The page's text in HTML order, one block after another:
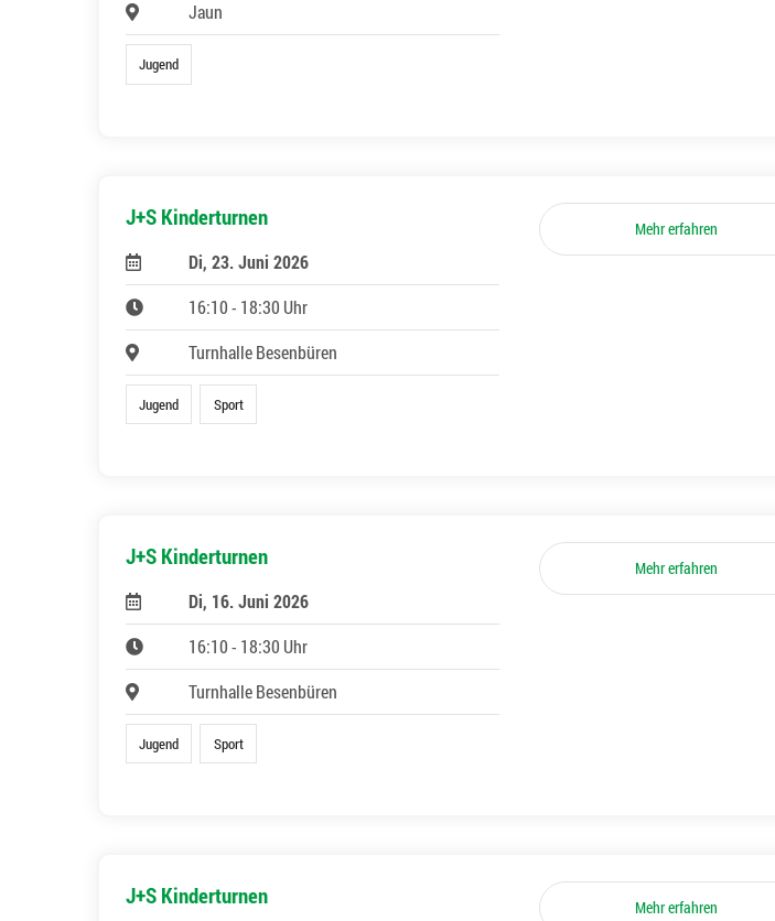
Jaun
Jugend
J+S Kinderturnen
Di, 23. Juni 2026
16:10 - 18:30 Uhr
Turnhalle Besenbüren
Jugend Sport
Mehr erfahren
J+S Kinderturnen
Di, 16. Juni 2026
16:10 - 18:30 Uhr
Turnhalle Besenbüren
Jugend Sport
Mehr erfahren
J+S Kinderturnen Mehr erfahren